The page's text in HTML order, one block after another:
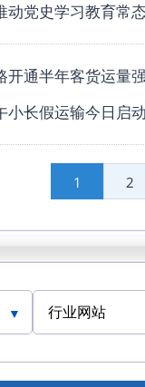
动党史学习教育常
开通半年客货运量
小长假运输今日启动
1 2
行业网站
人民交通网